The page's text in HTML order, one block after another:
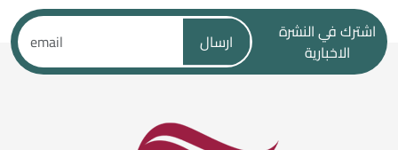
اشترك في النشرة
الاخبارية
ارسال